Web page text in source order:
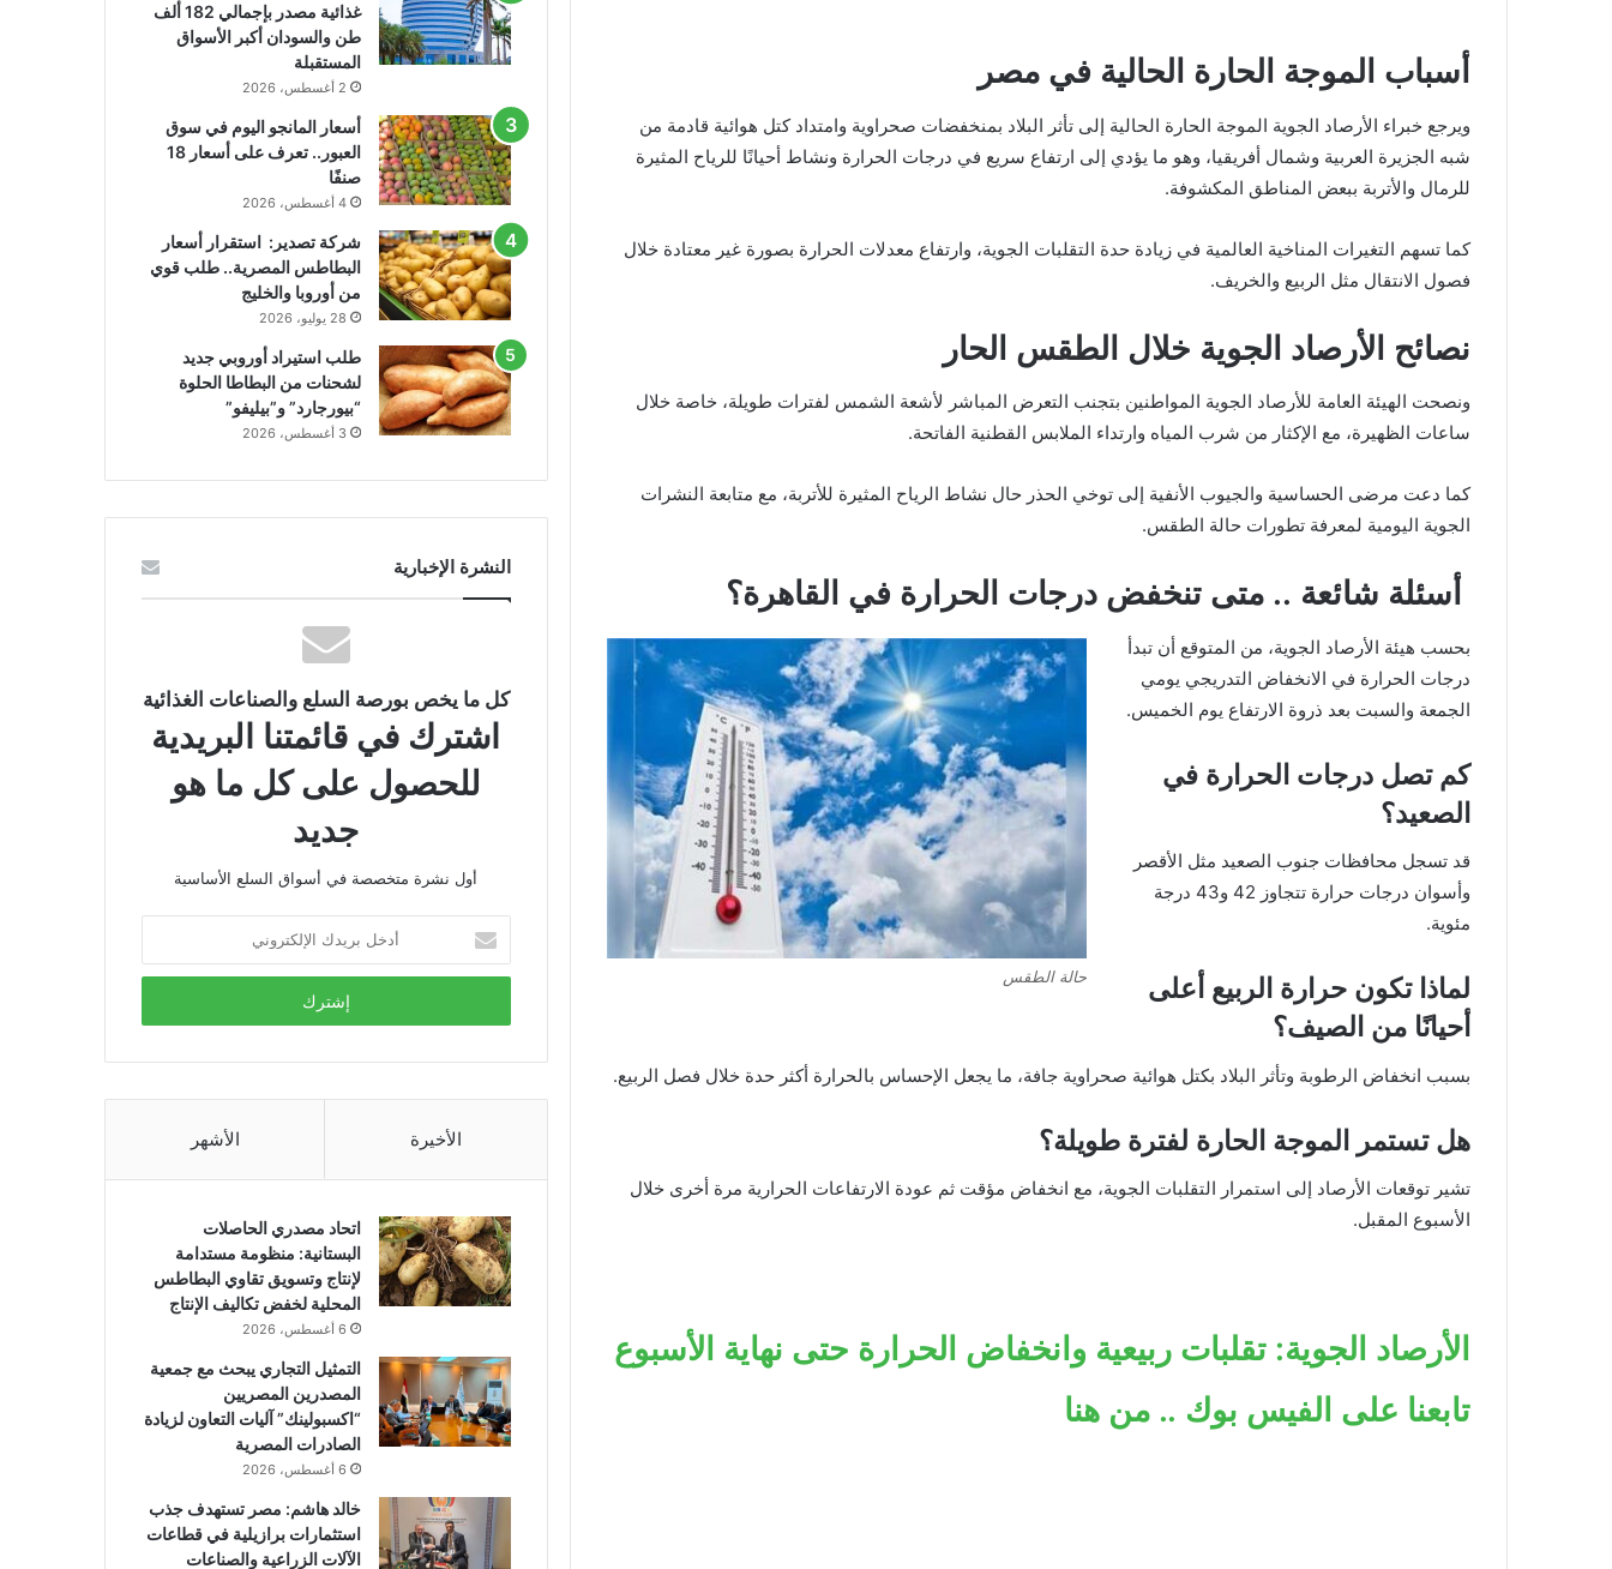
أسباب الموجة الحارة الحالية في مصر
ويرجع خبراء الأرصاد الجوية الموجة الحارة الحالية إلى تأثر البلاد بمنخفضات صحراوية وامتداد كتل هوائية قادمة من
شبه الجزيرة العربية وشمال أفريقيا، وهو ما يؤدي إلى ارتفاع سريع في درجات الحرارة ونشاط أحيانًا للرياح المثيرة
للرمال والأتربة ببعض المناطق المكشوفة.
كما تسهم التغيرات المناخية العالمية في زيادة حدة التقلبات الجوية، وارتفاع معدلات الحرارة بصورة غير معتادة خلال
فصول الانتقال مثل الربيع والخريف.
نصائح الأرصاد الجوية خلال الطقس الحار
ونصحت الهيئة العامة للأرصاد الجوية المواطنين بتجنب التعرض المباشر لأشعة الشمس لفترات طويلة، خاصة خلال
ساعات الظهيرة، مع الإكثار من شرب المياه وارتداء الملابس القطنية الفاتحة.
كما دعت مرضى الحساسية والجيوب الأنفية إلى توخي الحذر حال نشاط الرياح المثيرة للأتربة، مع متابعة النشرات
الجوية اليومية لمعرفة تطورات حالة الطقس.
أسئلة شائعة .. متى تنخفض درجات الحرارة في القاهرة؟
حالة الطقس
بحسب هيئة الأرصاد الجوية، من المتوقع أن تبدأ
درجات الحرارة في الانخفاض التدريجي يومي
الجمعة والسبت بعد ذروة الارتفاع يوم الخميس.
كم تصل درجات الحرارة في
الصعيد؟
قد تسجل محافظات جنوب الصعيد مثل الأقصر
وأسوان درجات حرارة تتجاوز 42 و43 درجة
مئوية.
لماذا تكون حرارة الربيع أعلى
أحيانًا من الصيف؟
بسبب انخفاض الرطوبة وتأثر البلاد بكتل هوائية صحراوية جافة، ما يجعل الإحساس بالحرارة أكثر حدة خلال فصل الربيع.
هل تستمر الموجة الحارة لفترة طويلة؟
تشير توقعات الأرصاد إلى استمرار التقلبات الجوية، مع انخفاض مؤقت ثم عودة الارتفاعات الحرارية مرة أخرى خلال
الأسبوع المقبل.
الأرصاد الجوية: تقلبات ربيعية وانخفاض الحرارة حتى نهاية الأسبوع
تابعنا على الفيس بوك .. من هنا
غذائية مصدر بإجمالي 182 ألف
طن والسودان أكبر الأسواق
المستقبلة
2 أغسطس، 2026
أسعار المانجو اليوم في سوق
العبور.. تعرف على أسعار 18
صنفًا
4 أغسطس، 2026
شركة تصدير: استقرار أسعار
البطاطس المصرية.. طلب قوي
من أوروبا والخليج
28 يوليو، 2026
طلب استيراد أوروبي جديد
لشحنات من البطاطا الحلوة
“بيورجارد” و”بيليفو”
3 أغسطس، 2026
النشرة الإخبارية
كل ما يخص بورصة السلع والصناعات الغذائية
اشترك في قائمتنا البريدية
للحصول على كل ما هو
جديد
أول نشرة متخصصة في أسواق السلع الأساسية
بريدك
الإلكتروني
الأخيرة الأشهر
اتحاد مصدري الحاصلات
البستانية: منظومة مستدامة
لإنتاج وتسويق تقاوي البطاطس
المحلية لخفض تكاليف الإنتاج
6 أغسطس، 2026
التمثيل التجاري يبحث مع جمعية
المصدرين المصريين
“اكسبولينك” آليات التعاون لزيادة
الصادرات المصرية
6 أغسطس، 2026
خالد هاشم: مصر تستهدف جذب
استثمارات برازيلية في قطاعات
الآلات الزراعية والصناعات